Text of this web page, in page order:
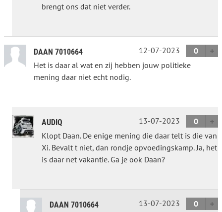
brengt ons dat niet verder.
DAAN 7010664 12-07-2023
0
Het is daar al wat en zij hebben jouw politieke
mening daar niet echt nodig.
AUDIQ 13-07-2023
0
Klopt Daan. De enige mening die daar telt is die van
Xi. Bevalt t niet, dan rondje opvoedingskamp. Ja, het
is daar net vakantie. Ga je ook Daan?
DAAN 7010664 13-07-2023
0